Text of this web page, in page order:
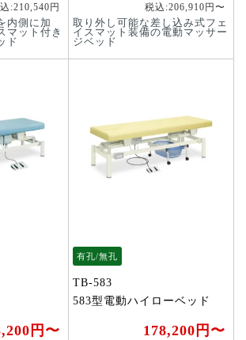
:210,540円
内側に加
マット付き
ド
税込:206,910円〜
取り外し可能な差し込み式フェ
イスマット装備の電動マッサー
ジベッド
円〜
有孔/無孔
TB-583
583型電動ハイローベッド
178,200円〜